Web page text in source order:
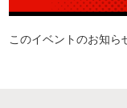
このイベントのお知ら